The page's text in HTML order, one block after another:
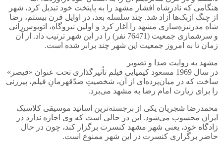
هنگامی که نادرشاه افشار مشهد را به پایتخت خود تبدیل کرد، شهر
از چنگ ازبک‌ها آزاد شد. چند سلسله بعد، در اوایل قرن بیستم، رضا
شاه مدرنیزه‌سازی مشهد را آغاز کرد و اولین نیروگاه، اتوبوس‌رانی
و سرشماری جمعیت (76471 نفر) را در این شهر ترتیب داد. از آن
زمان تا به امروز جمعیت این شهر چند برابر شده است.
مشهد به روایت صدا و تصویر
در سال 1969 مسعود کیمیایی فیلم تأثیرگذاری تحت عنوان «قیصر»
ساخت که در میان‌پرده‌ای از آن، شخصیتِ ضدّقهرمانِ فیلم، پیرزنی
را برای زیارت امام رضا به مشهد می‌برد.
محمدرضا شجریان یکی از برجسته‌ترین اساتید موسیقی کلاسیک
ایران محسوب می‌شود. این در حالی است که وی اجازه ندارد در
زادگاه خود، یعنی شهر مشهد کنسرت برگزار کند، چون در حال
حاضر برگزاری کنسرت در این شهر ممنوع است.